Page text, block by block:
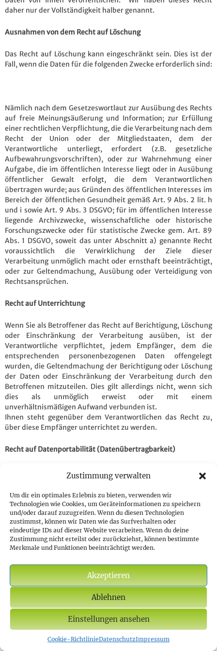
Zustimmung verwalten
Um dir ein optimales Erlebnis zu bieten, verwenden wir
Technologien wie Cookies, um Geräteinformationen zu speichern
und/oder darauf zuzugreifen. Wenn du diesen Technologien
zustimmst, können wir Daten wie das Surfverhalten oder
eindeutige IDs auf dieser Website verarbeiten. Wenn du deine
Zustimmung nicht erteilst oder zurückziehst, können bestimmte
Merkmale und Funktionen beeinträchtigt werden.
Akzeptieren
Ablehnen
Einstellungen ansehen
Cookie-RichtlinieDatenschutzImpressum
daher nur der Vollständigkeit halber genannt.
Ausnahmen von dem Recht auf Löschung
Das Recht auf Löschung kann eingeschränkt sein. Dies ist der
Fall, wenn die Daten für die folgenden Zwecke erforderlich sind:
Nämlich nach dem Gesetzeswortlaut zur Ausübung des Rechts
auf freie Meinungsäußerung und Information; zur Erfüllung
einer rechtlichen Verpflichtung, die die Verarbeitung nach dem
Recht der Union oder der Mitgliedstaaten, dem der
Verantwortliche unterliegt, erfordert (z.B. gesetzliche
Aufbewahrungsvorschriften), oder zur Wahrnehmung einer
Aufgabe, die im öffentlichen Interesse liegt oder in Ausübung
öffentlicher Gewalt erfolgt, die dem Verantwortlichen
übertragen wurde; aus Gründen des öffentlichen Interesses im
Bereich der öffentlichen Gesundheit gemäß Art. 9 Abs. 2 lit. h
und i sowie Art. 9 Abs. 3 DSGVO; für im öffentlichen Interesse
liegende Archivzwecke, wissenschaftliche oder historische
Forschungszwecke oder für statistische Zwecke gem. Art. 89
Abs. 1 DSGVO, soweit das unter Abschnitt a) genannte Recht
voraussichtlich die Verwirklichung der Ziele dieser
Verarbeitung unmöglich macht oder ernsthaft beeinträchtigt,
oder zur Geltendmachung, Ausübung oder Verteidigung von
Rechtsansprüchen.
Recht auf Unterrichtung
Wenn Sie als Betroffener das Recht auf Berichtigung, Löschung
oder Einschränkung der Verarbeitung ausüben, ist der
Verantwortliche verpflichtet, jedem Empfänger, dem die
entsprechenden personenbezogenen Daten offengelegt
wurden, die Geltendmachung der Berichtigung oder Löschung
der Daten oder Einschränkung der Verarbeitung durch den
Betroffenen mitzuteilen. Dies gilt allerdings nicht, wenn sich
dies als unmöglich erweist oder mit einem
unverhältnismäßigen Aufwand verbunden ist.
Ihnen steht gegenüber dem Verantwortlichen das Recht zu,
über diese Empfänger unterrichtet zu werden.
Recht auf Datenportabilität (Datenübertragbarkeit)
Ihnen steht als Betroffener das Recht zu, die Sie betreffenden
personenbezogenen Daten, die Sie an einen Verantwortlichen
gegeben haben, in einem strukturierten, gängigen und
maschinenlesbaren Format heraus zu verlangen.
Hinzu kommt das Recht diese Daten einem Dritten Ihrer Wahl
zukommen zu lassen. Der Verantwortliche wird Sie nicht dabei
behindern die Daten an den neuen Verantwortlichen zu
übertragen, sofern die Verarbeitung auf einer Einwilligung
gem. Art. 6 Abs. 1 lit. a DSGVO oder Art. 9 Abs. 2 lit. a DSGVO
oder auf einem Vertrag gem. Art. 6 Abs. 1 lit. b DSGVO beruht
und die Verarbeitung mithilfe automatisierter Verfahren
erfolgt.
Soweit dies technisch machbar ist und die Freiheiten und
Rechte anderer Personen hierdurch nicht beeinträchtigt
werden, steht Ihnen zudem das Recht zu das Ihre
personenbezogenen Daten direkt vom ursprünglichen